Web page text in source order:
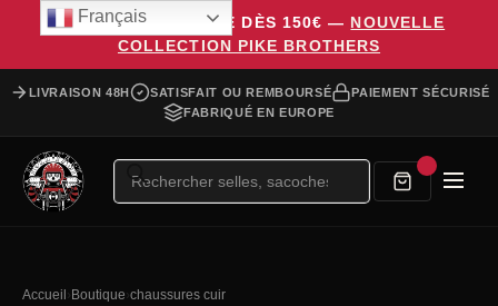
LIVRAISON OFFERTE DÈS 150€ — NOUVELLE
COLLECTION PIKE BROTHERS
LIVRAISON 48H SATISFAIT OU REMBOURSÉ
PAIEMENT SÉCURISÉ
FABRIQUÉ EN EUROPE
Recherche
produits
Accueil Boutique chaussures cuir
Français